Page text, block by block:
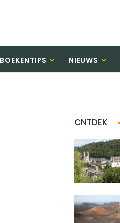
BOEKENTIPS NIEUWS
ONTDEK